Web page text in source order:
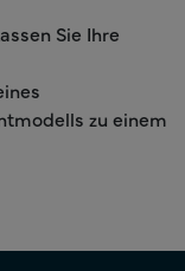
Sie Ihre
zu einem